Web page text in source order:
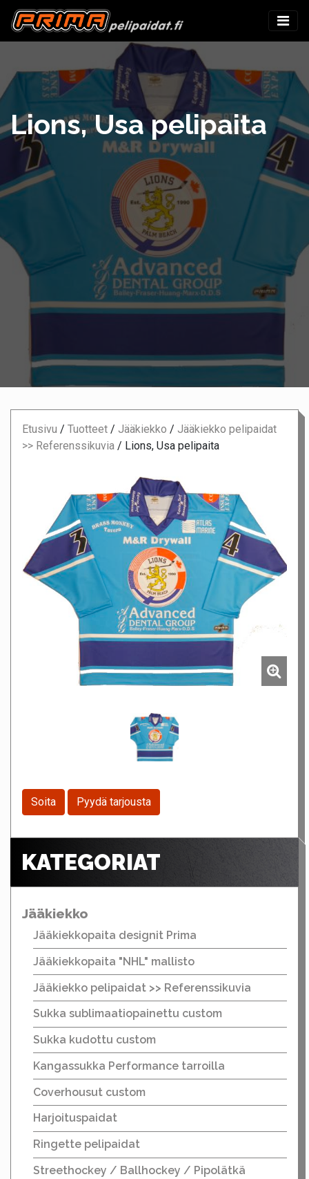
Lions, Usa pelipaita
Etusivu / Tuotteet / Jääkiekko / Jääkiekko pelipaidat
>> Referenssikuvia / Lions, Usa pelipaita
Soita Pyydä tarjousta
KATEGORIAT
Jääkiekko
Jääkiekkopaita designit Prima
Jääkiekkopaita "NHL" mallisto
Jääkiekko pelipaidat >> Referenssikuvia
Sukka sublimaatiopainettu custom
Sukka kudottu custom
Kangassukka Performance tarroilla
Coverhousut custom
Harjoituspaidat
Ringette pelipaidat
Streethockey / Ballhockey / Pipolätkä